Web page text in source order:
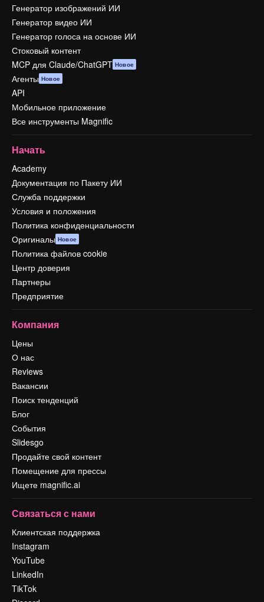
Генератор изображений ИИ
Генератор видео ИИ
Генератор голоса на основе ИИ
Стоковый контент
MCP для Claude/ChatGPT Новое
Агенты Новое
API
Мобильное приложение
Все инструменты Magnific
Начать
Academy
Документация по Пакету ИИ
Служба поддержки
Условия и положения
Политика конфиденциальности
Оригиналы Новое
Политика файлов cookie
Центр доверия
Партнеры
Предприятие
Компания
Цены
О нас
Reviews
Вакансии
Поиск тенденций
Блог
События
Slidesgo
Продайте свой контент
Помещение для прессы
Ищете magnific.ai
Связаться с нами
Клиентская поддержка
Instagram
YouTube
LinkedIn
TikTok